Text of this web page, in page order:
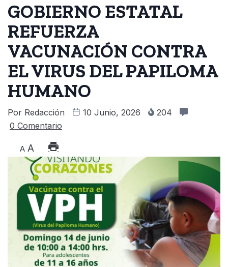
GOBIERNO ESTATAL
REFUERZA
VACUNACIÓN CONTRA
EL VIRUS DEL PAPILOMA
HUMANO
Por Redacción 10 Junio, 2026
204
0 Comentario
A A